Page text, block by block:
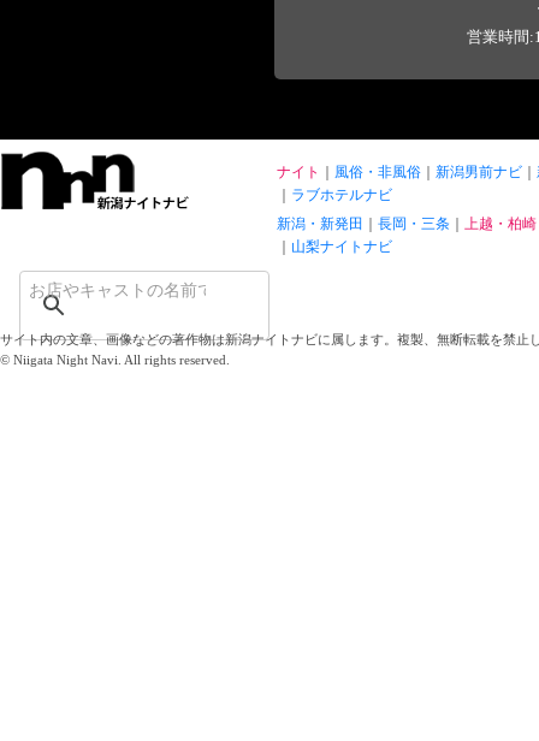
営業時間
ナイト 風俗・非風俗 新潟男前ナビ
ラブホテルナビ
新潟・新発田
長岡・三条
上越・柏崎
山梨ナイトナビ
サイト内の文章、画像などの著作物は新潟ナイトナビに属します。複製、無断転載を禁止
© Niigata Night Navi. All rights reserved.